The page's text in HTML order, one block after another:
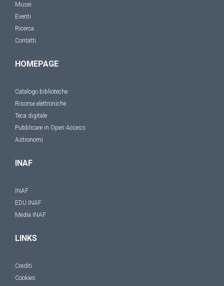
Musei
Eventi
Ricerca
Contatti
HOMEPAGE
Catalogo biblioteche
Risorse elettroniche
Teca digitale
Pubblicare in Open Access
Astronomi
INAF
INAF
EDU INAF
Media INAF
LINKS
Crediti
Cookies